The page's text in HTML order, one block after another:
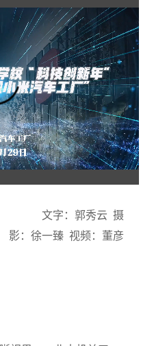
文字：郭秀云 摄
影：徐一臻 视频：董彦